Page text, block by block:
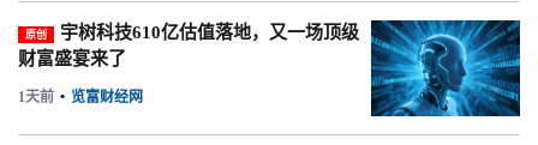
原创
宇树科技610亿估值落地，又一场顶级
财富盛宴来了
1天前 • 览富财经网